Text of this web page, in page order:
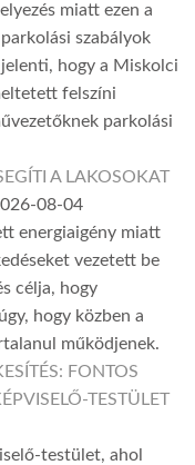
miatt ezen a
szabályok
hogy a Miskolci
felszíni
parkolási
A LAKOSOKAT
08-04
energiaigény miatt
vezetett be
célja, hogy
hogy közben a
működjenek.
FONTOS
TESTÜLET
testület, ahol